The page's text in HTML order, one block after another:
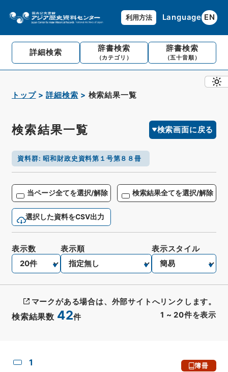
利用方法 Language EN
詳細検索 辞書検索
（カテゴリ）
辞書検索
（五十音順）
トップ 詳細検索 検索結果一覧
検索結果一覧 検索画面に戻る
資料群: 昭和財政史資料第１号第８８冊
当ページ全てを選択/解除 検索結果全てを選択/解除
選択した資料をCSV出力
検索結果数 42件 1 ~ 20件を表示
表示数 表示順 表示スタイル
マークがある場合は、外部サイトへリンクします。
1 簿冊